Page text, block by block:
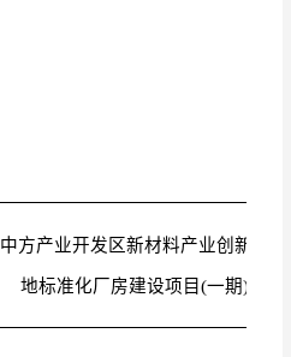
中方产业开发区新材料产业创新基
地标准化厂房建设项目(一期)